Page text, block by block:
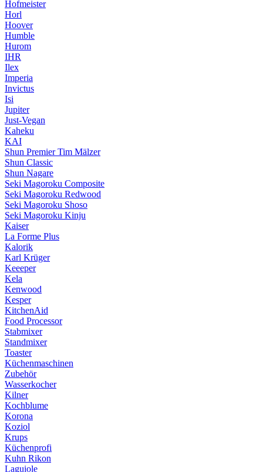
Hofmeister
Horl
Hoover
Humble
Hurom
IHR
Ilex
Imperia
Invictus
Isi
Jupiter
Just-Vegan
Kaheku
KAI
Shun Premier Tim Mälzer
Shun Classic
Shun Nagare
Seki Magoroku Composite
Seki Magoroku Redwood
Seki Magoroku Shoso
Seki Magoroku Kinju
Kaiser
La Forme Plus
Kalorik
Karl Krüger
Keeeper
Kela
Kenwood
Kesper
KitchenAid
Food Processor
Stabmixer
Standmixer
Toaster
Küchenmaschinen
Zubehör
Wasserkocher
Kilner
Kochblume
Korona
Koziol
Krups
Küchenprofi
Kuhn Rikon
Laguiole